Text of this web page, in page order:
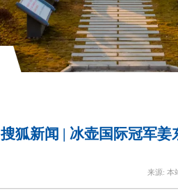
搜狐新闻 | 冰壶国际冠军
来源: 本